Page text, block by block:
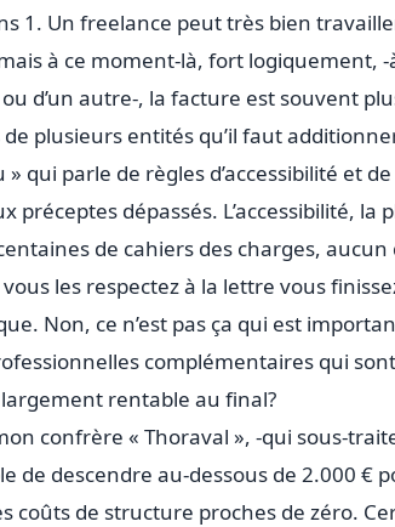
1. Un freelance peut très bien
à ce moment-là, fort logiquement,
d’un autre-, la facture est souvent
de plusieurs entités qu’il faut
qui parle de règles d’accessibilité et
préceptes dépassés. L’accessibilité,
centaines de cahiers des charges,
les respectez à la lettre vous
Non, ce n’est pas ça qui est
complémentaires qui
rentable au final?
confrère « Thoraval », -qui sous-
de descendre au-dessous de 2.000
coûts de structure proches de zéro.